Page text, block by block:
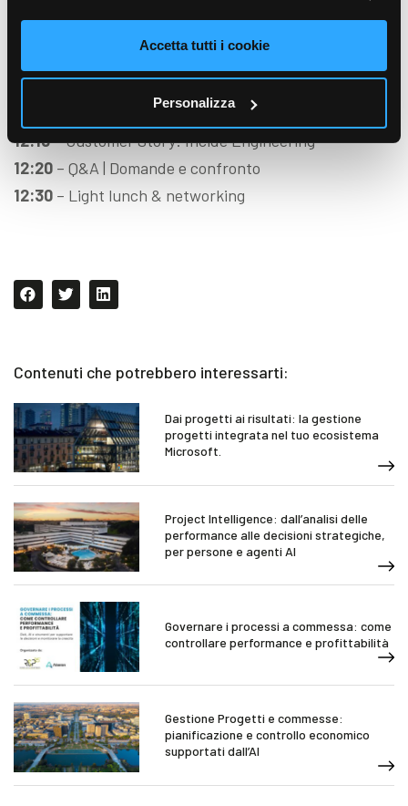
Accetta tutti i cookie
Personalizza
11:30–Redditività sotto controllo: come evolvere la
gestione delle commesse conTarko by Akeron
12:10– Customer Story: Incide Engineering
12:20 – Q&A | Domande e confronto
12:30 – Light lunch & networking
Contenuti che potrebbero interessarti:
Dai progetti ai risultati: la gestione
progetti integrata nel tuo ecosistema
Microsoft.
Project Intelligence: dall’analisi delle
performance alle decisioni strategiche,
per persone e agenti AI
Governare i processi a commessa: come
controllare performance e profittabilità
Gestione Progetti e commesse:
pianificazione e controllo economico
supportati dall’AI